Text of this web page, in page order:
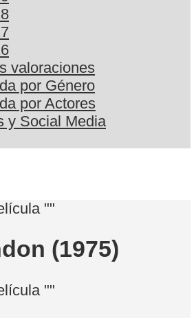
valoraciones
por Género
por Actores
y Social Media
(1975)